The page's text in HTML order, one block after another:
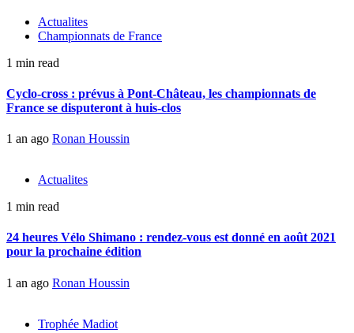
Actualites
Championnats de France
1 min read
Cyclo-cross : prévus à Pont-Château, les championnats de
France se disputeront à huis-clos
1 an ago Ronan Houssin
Actualites
1 min read
24 heures Vélo Shimano : rendez-vous est donné en août 2021
pour la prochaine édition
1 an ago Ronan Houssin
Trophée Madiot